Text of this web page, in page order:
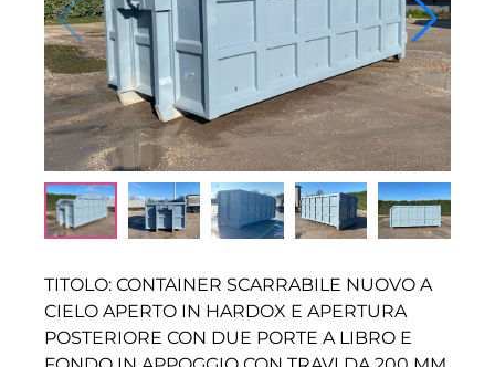
TITOLO: CONTAINER SCARRABILE NUOVO A
CIELO APERTO IN HARDOX E APERTURA
POSTERIORE CON DUE PORTE A LIBRO E